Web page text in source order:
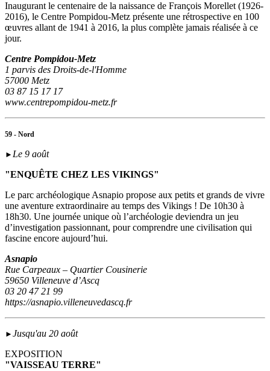
Inaugurant le centenaire de la naissance de François Morellet (1926-
2016), le Centre Pompidou-Metz présente une rétrospective en 100
œuvres allant de 1941 à 2016, la plus complète jamais réalisée à ce
jour.
Centre Pompidou-Metz
1 parvis des Droits-de-l'Homme
57000 Metz
03 87 15 17 17
www.centrepompidou-metz.fr
59 - Nord
► Le 9 août
"ENQUÊTE CHEZ LES VIKINGS"
Le parc archéologique Asnapio propose aux petits et grands de vivre
une aventure extraordinaire au temps des Vikings ! De 10h30 à
18h30. Une journée unique où l’archéologie deviendra un jeu
d’investigation passionnant, pour comprendre une civilisation qui
fascine encore aujourd’hui.
Asnapio
Rue Carpeaux – Quartier Cousinerie
59650 Villeneuve d’Ascq
03 20 47 21 99
https://asnapio.villeneuvedascq.fr
► Jusqu'au 20 août
EXPOSITION
"VAISSEAU TERRE"